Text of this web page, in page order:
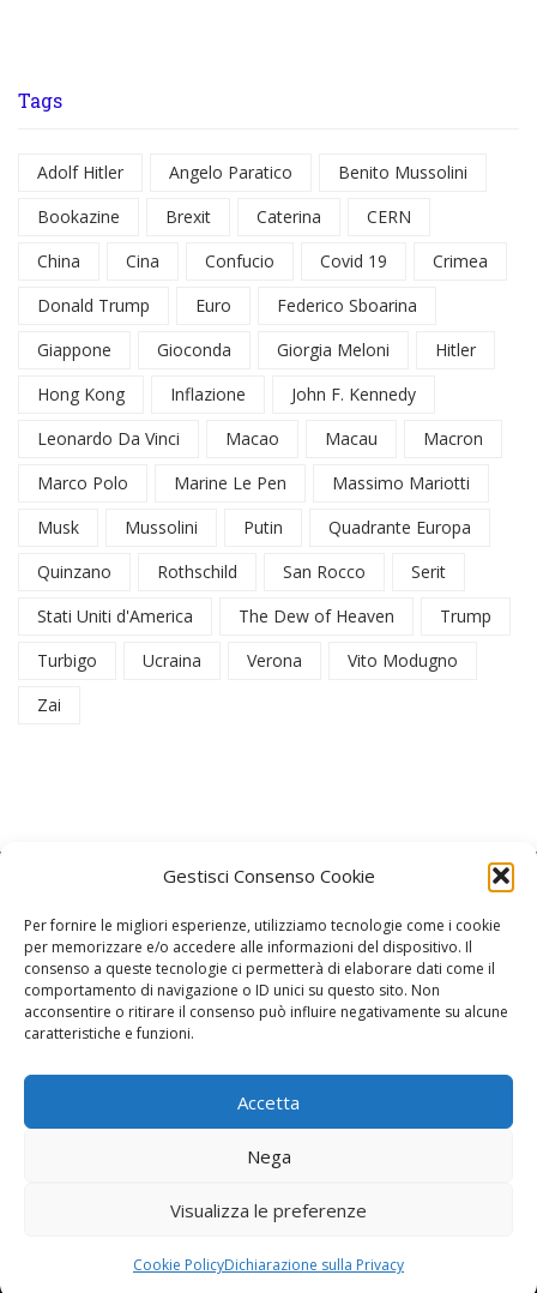
Gestisci Consenso Cookie
Per fornire le migliori esperienze, utilizziamo tecnologie come i cookie
per memorizzare e/o accedere alle informazioni del dispositivo. Il
consenso a queste tecnologie ci permetterà di elaborare dati come il
comportamento di navigazione o ID unici su questo sito. Non
acconsentire o ritirare il consenso può influire negativamente su alcune
caratteristiche e funzioni.
Accetta
Nega
Visualizza le preferenze
Cookie PolicyDichiarazione sulla Privacy
Tags
Adolf Hitler Angelo Paratico
Benito Mussolini
Bookazine
Brexit Caterina
CERN
China
Cina Confucio Covid 19
Crimea
Donald Trump
Euro
Federico Sboarina
Giappone
Gioconda Giorgia Meloni
Hitler
Hong Kong
Inflazione
John F. Kennedy
Leonardo Da Vinci
Macao Macau
Macron
Marco Polo
Marine Le Pen
Massimo Mariotti
Musk
Mussolini Putin
Quadrante Europa
Quinzano
Rothschild San Rocco
Serit
Stati Uniti d'America
The Dew of Heaven
Trump
Turbigo
Ucraina Verona
Vito Modugno
Zai
La Redazione
Direttore responsabile:
Critica Letteraria:Ambrogio Bianchi
Ada Simoni
Copyright © 2022 Giornale Cangrande. Tutti i diritti sono riservati.